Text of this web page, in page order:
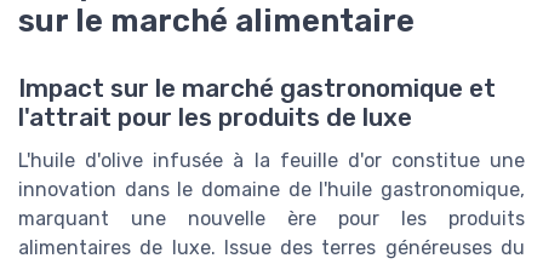
sur le marché alimentaire
Impact sur le marché gastronomique et
l'attrait pour les produits de luxe
L'huile d'olive infusée à la feuille d'or constitue une
innovation dans le domaine de l'huile gastronomique,
marquant une nouvelle ère pour les produits
alimentaires de luxe. Issue des terres généreuses du